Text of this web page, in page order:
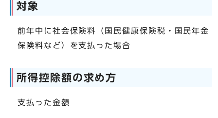
対象
前年中に社会保険料（国民健康保険税・国民年金
保険料など）を支払った場合
所得控除額の求め方
支払った金額